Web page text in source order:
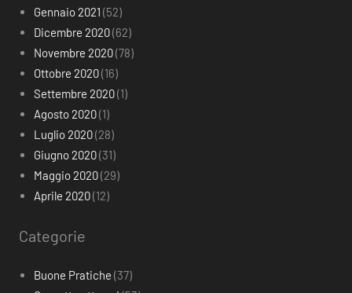
Gennaio 2021 (52)
Dicembre 2020(62)
Novembre 2020(78)
Ottobre 2020(16)
Settembre 2020(1)
Agosto 2020(1)
Luglio 2020(28)
Giugno 2020(31)
Maggio 2020(29)
Aprile 2020(12)
Categorie
Buone Pratiche (37)